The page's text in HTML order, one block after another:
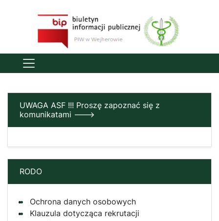
UWAGA ASF !!! Proszę zapoznać się z
komunikatami --->
RODO
Ochrona danych osobowych
Klauzula dotycząca rekrutacji